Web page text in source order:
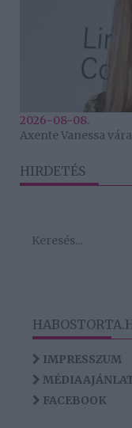
2026-08-08.
Axente Vanessa
HIRDETÉS
IMPRESSZUM
FACEBOOK